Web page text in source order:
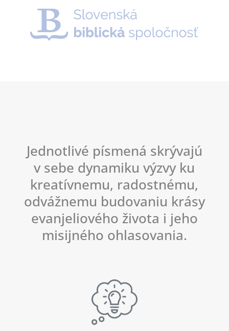
Jednotlivé písmená skrývajú
v sebe dynamiku výzvy ku
kreatívnemu, radostnému,
odvážnemu budovaniu krásy
evanjeliového života i jeho
misijného ohlasovania.